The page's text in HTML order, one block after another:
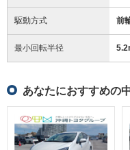
駆動方式 前
最小回転半径 5.2
あなたにおすすめの